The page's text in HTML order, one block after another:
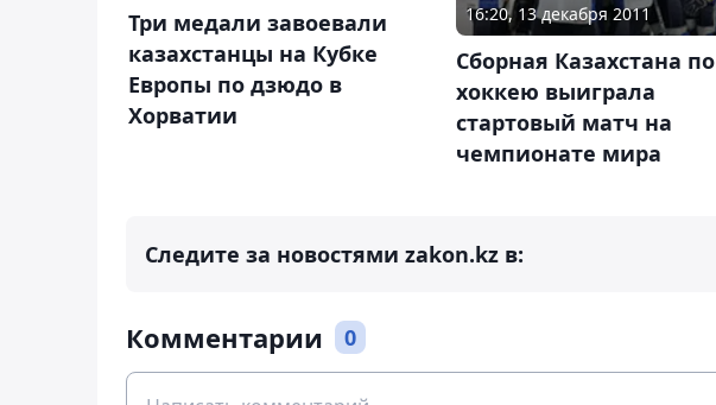
Три медали завоевали
казахстанцы на Кубке
Европы по дзюдо в
Хорватии
16:20, 13 декабря 2011
Сборная Казахстана по
хоккею выиграла
стартовый матч на
чемпионате мира
Следите за новостями zakon.kz в:
Комментарии 0